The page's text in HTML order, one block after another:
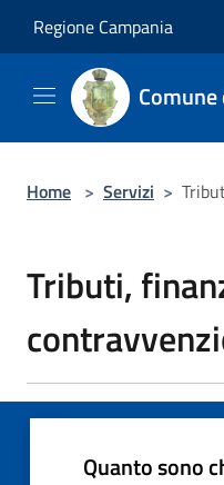
Regione Campania
Home > Servizi >
Tributi,
Quanto sono